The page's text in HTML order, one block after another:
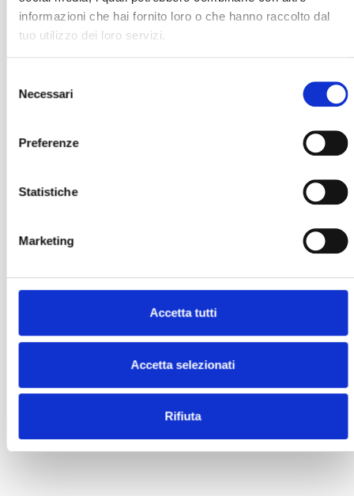
informazioni che hai fornito loro o che hanno raccolto dal
tuo utilizzo dei loro servizi.
delNecessari
Preferenze
Statistiche
Marketing
Accetta tutti
Accetta selezionati
Rifiuta